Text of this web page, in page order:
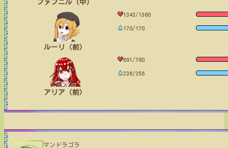
ファフニル（中）
ルーリ（前）
1343/1380
170/170
アリア（前）
691/780
236/256
マンドラゴラ